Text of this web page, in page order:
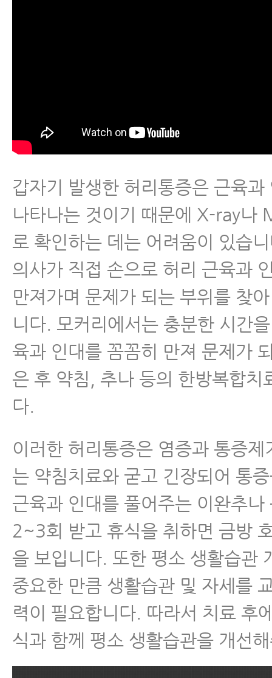
갑자기 발생한 허리통증은 근육과
나타나는 것이기 때문에 X-ray나
로 확인하는 데는 어려움이 있습
의사가 직접 손으로 허리 근육과
만져가며 문제가 되는 부위를 찾
니다. 모커리에서는 충분한 시간
육과 인대를 꼼꼼히 만져 문제가
은 후 약침, 추나 등의 한방복합치
다.
이러한 허리통증은 염증과 통증제
는 약침치료와 굳고 긴장되어 통
근육과 인대를 풀어주는 이완추나
2~3회 받고 휴식을 취하면 금방
을 보입니다. 또한 평소 생활습관
중요한 만큼 생활습관 및 자세를
력이 필요합니다. 따라서 치료 후
식과 함께 평소 생활습관을 개선